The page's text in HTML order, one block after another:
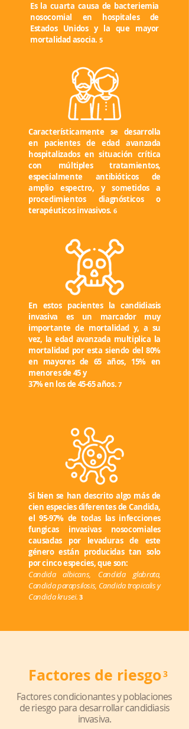
Es la cuarta causa de bacteriemia
nosocomial en hospitales de
Estados Unidos y la que mayor
mortalidad asocia. 5
Característicamente se desarrolla
en pacientes de edad avanzada
hospitalizados en situación crítica
con múltiples tratamientos,
especialmente antibióticos de
amplio espectro, y sometidos a
procedimientos diagnósticos o
terapéuticos invasivos. 6
En estos pacientes la candidiasis
invasiva es un marcador muy
importante de mortalidad y, a su
vez, la edad avanzada multiplica la
mortalidad por esta siendo del 80%
en mayores de 65 años, 15% en
menores de 45 y
37% en los de 45-65 años. 7
Si bien se han descrito algo más de
cien especies diferentes de Candida,
el 95-97% de todas las infecciones
fungicas invasivas nosocomiales
causadas por levaduras de este
género están producidas tan solo
por cinco especies, que son:
Candida albicans, Candida glabrata,
Candida parapsilosis, Candida tropicalis y
Candida krusei. 3
Factores de riesgo3
Factores condicionantes y poblaciones
de riesgo para desarrollar candidiasis
invasiva.